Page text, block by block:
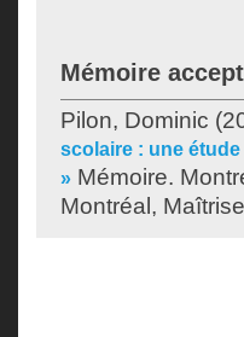
Mémoire
Pilon, Dominic
scolaire : une
» Mémoire.
Montréal,